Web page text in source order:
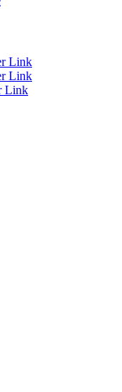
Link
Link
Link